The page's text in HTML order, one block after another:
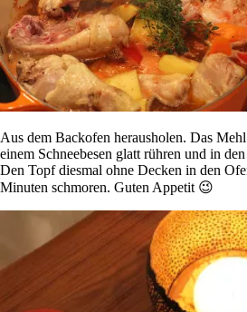
Aus dem Backofen herausholen. Das
einem Schneebesen glatt rühren und in
Den Topf diesmal ohne Decken in den
Minuten schmoren. Guten Appetit 😉